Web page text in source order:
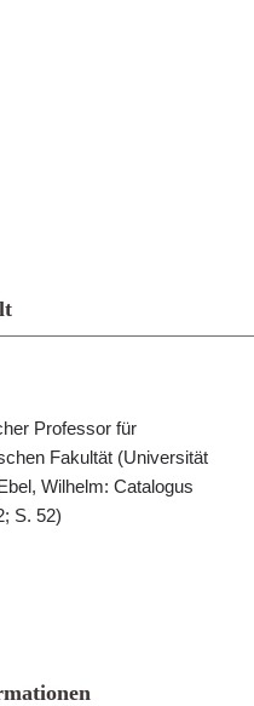
Professor für
Fakultät (Universität
Wilhelm: Catalogus
S. 52)